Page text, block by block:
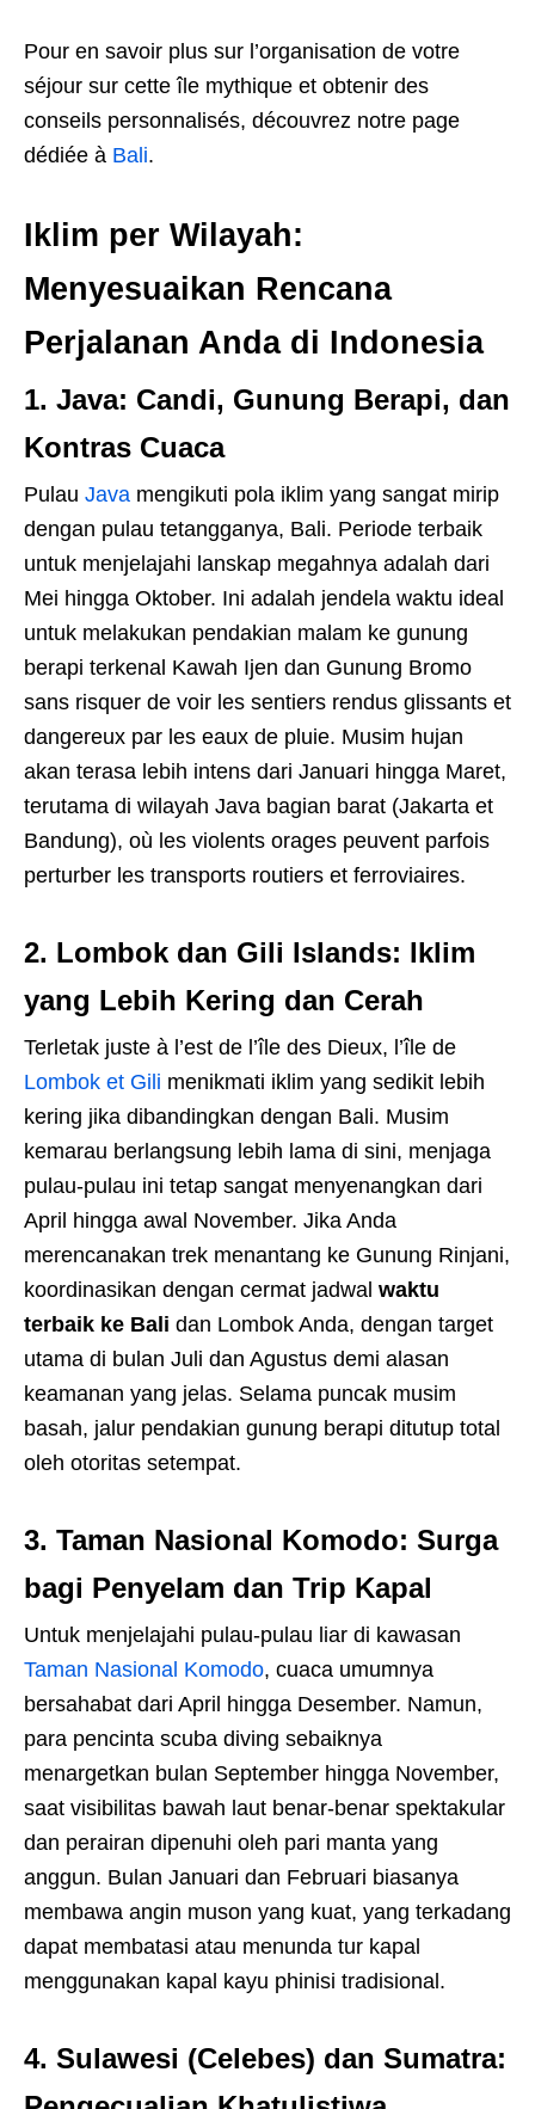
Pour en savoir plus sur l’organisation de votre
séjour sur cette île mythique et obtenir des
conseils personnalisés, découvrez notre page
dédiée à Bali.
Iklim per Wilayah:
Menyesuaikan Rencana
Perjalanan Anda di Indonesia
1. Java: Candi, Gunung Berapi, dan
Kontras Cuaca
Pulau Java mengikuti pola iklim yang sangat mirip
dengan pulau tetangganya, Bali. Periode terbaik
untuk menjelajahi lanskap megahnya adalah dari
Mei hingga Oktober. Ini adalah jendela waktu ideal
untuk melakukan pendakian malam ke gunung
berapi terkenal Kawah Ijen dan Gunung Bromo
sans risquer de voir les sentiers rendus glissants et
dangereux par les eaux de pluie. Musim hujan
akan terasa lebih intens dari Januari hingga Maret,
terutama di wilayah Java bagian barat (Jakarta et
Bandung), où les violents orages peuvent parfois
perturber les transports routiers et ferroviaires.
2. Lombok dan Gili Islands: Iklim
yang Lebih Kering dan Cerah
Terletak juste à l’est de l’île des Dieux, l’île de
Lombok et Gili menikmati iklim yang sedikit lebih
kering jika dibandingkan dengan Bali. Musim
kemarau berlangsung lebih lama di sini, menjaga
pulau-pulau ini tetap sangat menyenangkan dari
April hingga awal November. Jika Anda
merencanakan trek menantang ke Gunung Rinjani,
koordinasikan dengan cermat jadwal waktu
terbaik ke Bali dan Lombok Anda, dengan target
utama di bulan Juli dan Agustus demi alasan
keamanan yang jelas. Selama puncak musim
basah, jalur pendakian gunung berapi ditutup total
oleh otoritas setempat.
3. Taman Nasional Komodo: Surga
bagi Penyelam dan Trip Kapal
Untuk menjelajahi pulau-pulau liar di kawasan
Taman Nasional Komodo, cuaca umumnya
bersahabat dari April hingga Desember. Namun,
para pencinta scuba diving sebaiknya
menargetkan bulan September hingga November,
saat visibilitas bawah laut benar-benar spektakular
dan perairan dipenuhi oleh pari manta yang
anggun. Bulan Januari dan Februari biasanya
membawa angin muson yang kuat, yang terkadang
dapat membatasi atau menunda tur kapal
menggunakan kapal kayu phinisi tradisional.
4. Sulawesi (Celebes) dan Sumatra: